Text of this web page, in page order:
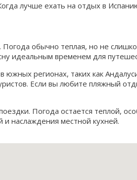
лучше ехать на отдых в
обычно теплая, но не
идеальным временем для
регионах, таких как
Если вы любите пляжный
Погода остается теплой,
наслаждения местной кухней.